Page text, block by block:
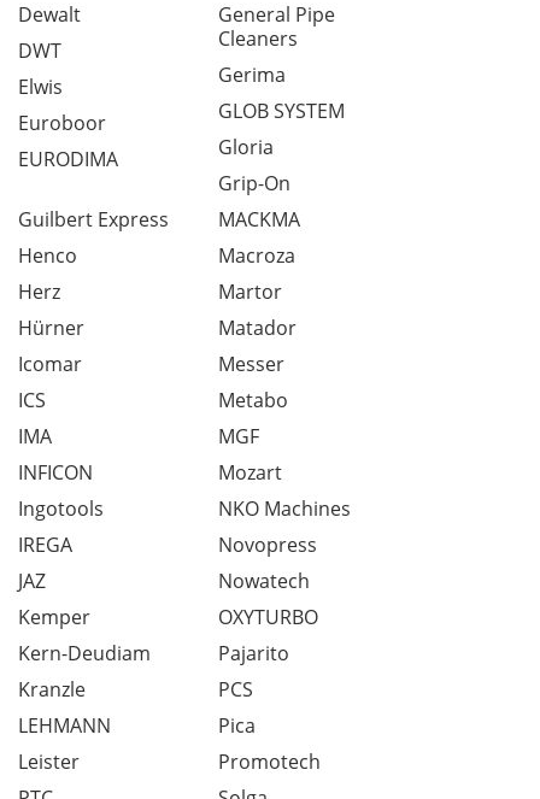
Dewalt
DWT
Elwis
Euroboor
EURODIMA
General Pipe
Cleaners
Gerima
GLOB SYSTEM
Gloria
Grip-On
Guilbert Express
Henco
Herz
Hürner
Icomar
ICS
IMA
INFICON
Ingotools
IREGA
JAZ
Kemper
Kern-Deudiam
Kranzle
LEHMANN
Leister
MACKMA
Macroza
Martor
Matador
Messer
Metabo
MGF
Mozart
NKO Machines
Novopress
Nowatech
OXYTURBO
Pajarito
PCS
Pica
Promotech